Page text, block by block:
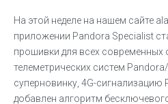
На этой неделе на нашем сайте
приложении Pandora Specialist
прошивки для всех современных
телеметрических систем
суперновинку, 4G-сигнализацию
добавлен алгоритм